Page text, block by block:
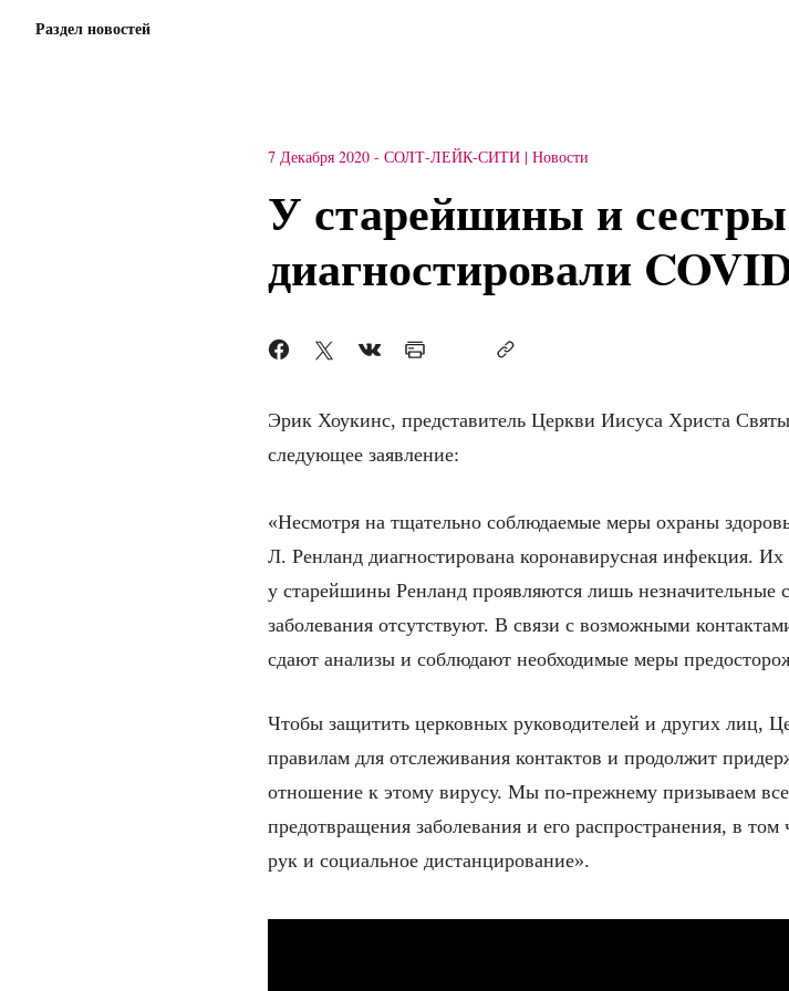
Раздел новостей
7 Декабря 2020 - СОЛТ-ЛЕЙК-СИТИ Новости
У старейшины и
диагностировали
Эрик Хоукинс, представитель Церкви Иисуса Христа
следующее заявление:
«Несмотря на тщательно соблюдаемые меры охраны
Л. Ренланд диагностирована коронавирусная инфекция.
у старейшины Ренланд проявляются лишь
заболевания отсутствуют. В связи с возможными
сдают анализы и соблюдают необходимые меры
Чтобы защитить церковных руководителей и других лиц,
правилам для отслеживания контактов и продолжит
отношение к этому вирусу. Мы по-прежнему призываем
предотвращения заболевания и его распространения, в
рук и социальное дистанцирование».